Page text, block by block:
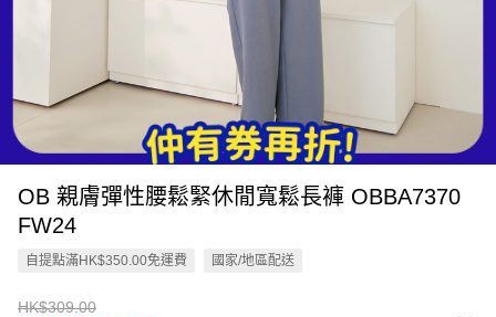
OB 親膚彈性腰鬆緊休閒寬鬆長褲 OBBA7370
FW24
自提點滿HK$350.00免運費 國家/地區配送
HK$309.00